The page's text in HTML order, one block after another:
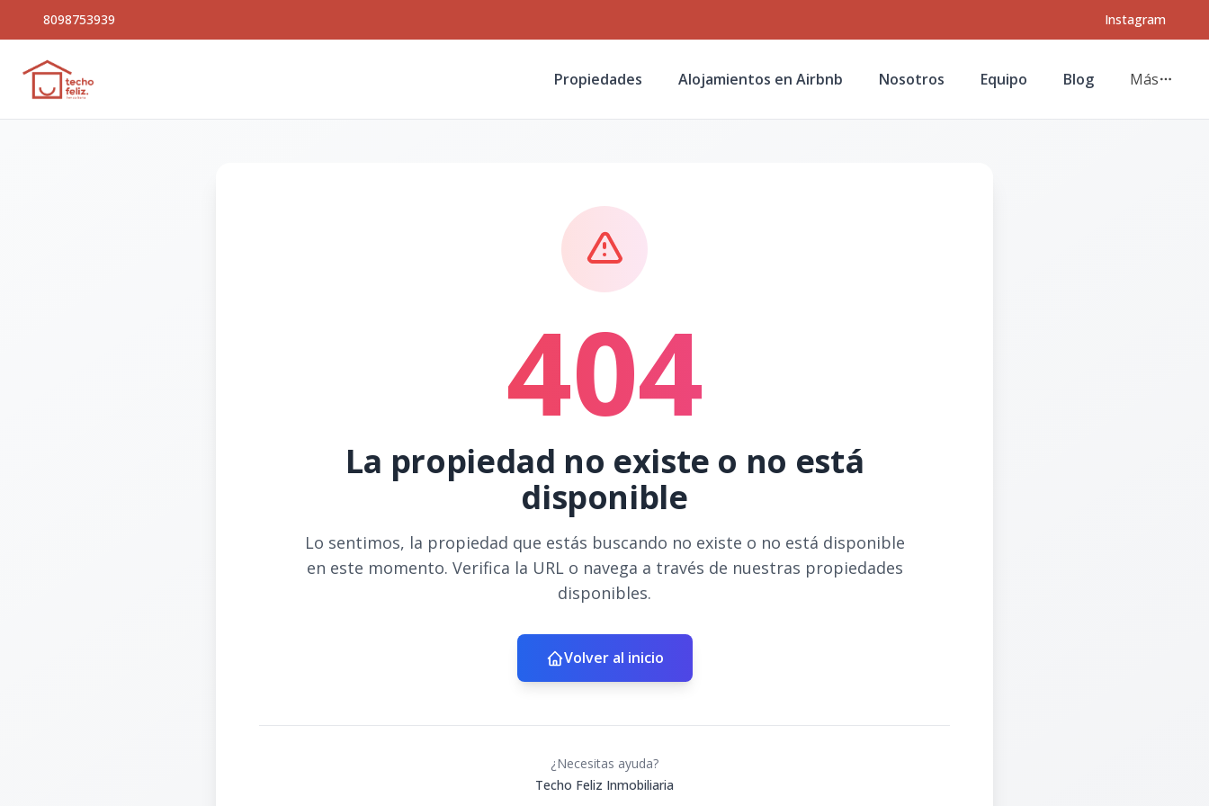
8098753939 Instagram
Propiedades Alojamientos en Airbnb Nosotros Equipo Blog Más
404
La propiedad no existe o no está
disponible
Lo sentimos, la propiedad que estás buscando no existe o no está disponible
en este momento. Verifica la URL o navega a través de nuestras propiedades
disponibles.
Volver al inicio
¿Necesitas ayuda?
Techo Feliz Inmobiliaria